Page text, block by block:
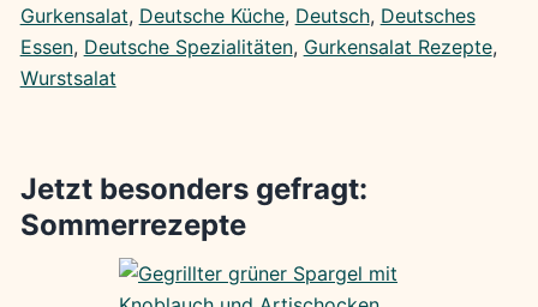
Gurkensalat, Deutsche Küche, Deutsch, Deutsches
Essen, Deutsche Spezialitäten, Gurkensalat Rezepte
Wurstsalat
Jetzt besonders gefragt:
Sommerrezepte